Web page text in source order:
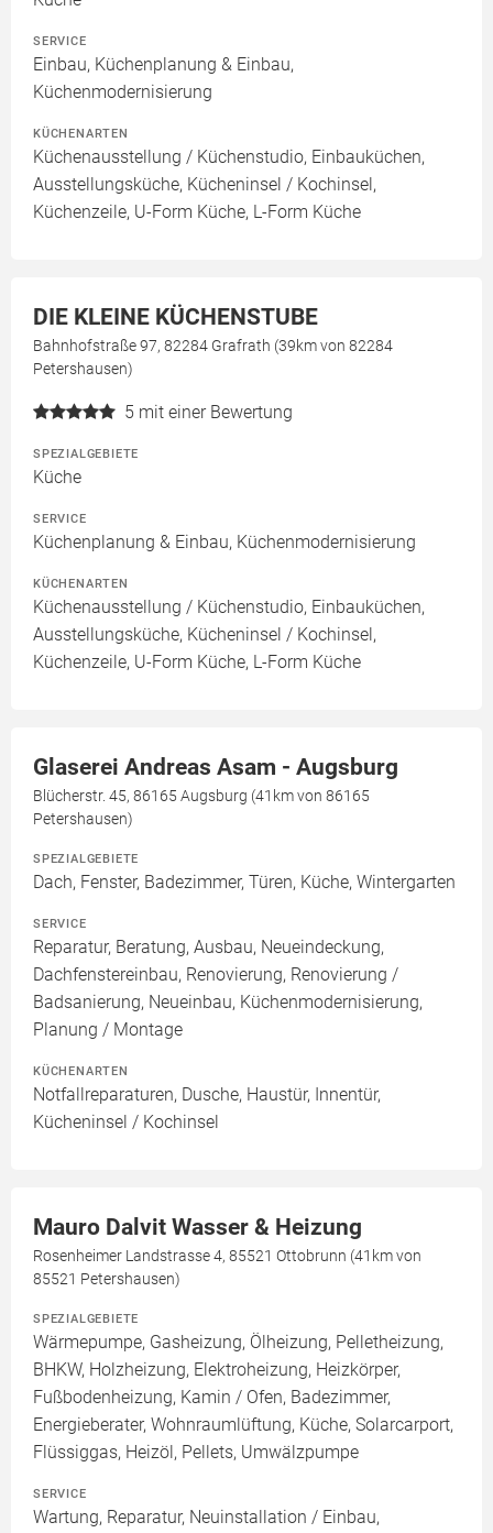
SERVICE
Einbau, Küchenplanung & Einbau,
Küchenmodernisierung
KÜCHENARTEN
Küchenausstellung / Küchenstudio, Einbauküchen,
Ausstellungsküche, Kücheninsel / Kochinsel,
Küchenzeile, U-Form Küche, L-Form Küche
DIE KLEINE KÜCHENSTUBE
Bahnhofstraße 97, 82284 Grafrath (39km von 82284
Petershausen)
5 mit einer Bewertung
SPEZIALGEBIETE
Küche
SERVICE
Küchenplanung & Einbau, Küchenmodernisierung
KÜCHENARTEN
Küchenausstellung / Küchenstudio, Einbauküchen,
Ausstellungsküche, Kücheninsel / Kochinsel,
Küchenzeile, U-Form Küche, L-Form Küche
Glaserei Andreas Asam - Augsburg
Blücherstr. 45, 86165 Augsburg (41km von 86165
Petershausen)
SPEZIALGEBIETE
Dach, Fenster, Badezimmer, Türen, Küche, Wintergarten
SERVICE
Reparatur, Beratung, Ausbau, Neueindeckung,
Dachfenstereinbau, Renovierung, Renovierung /
Badsanierung, Neueinbau, Küchenmodernisierung,
Planung / Montage
KÜCHENARTEN
Notfallreparaturen, Dusche, Haustür, Innentür,
Kücheninsel / Kochinsel
Mauro Dalvit Wasser & Heizung
Rosenheimer Landstrasse 4, 85521 Ottobrunn (41km von
85521 Petershausen)
SPEZIALGEBIETE
Wärmepumpe, Gasheizung, Ölheizung, Pelletheizung,
BHKW, Holzheizung, Elektroheizung, Heizkörper,
Fußbodenheizung, Kamin / Ofen, Badezimmer,
Energieberater, Wohnraumlüftung, Küche, Solarcarport,
Flüssiggas, Heizöl, Pellets, Umwälzpumpe
SERVICE
Wartung, Reparatur, Neuinstallation / Einbau,